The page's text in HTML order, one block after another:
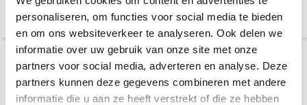
personaliseren, om functies voor social media te bieden
en om ons websiteverkeer te analyseren. Ook delen we
informatie over uw gebruik van onze site met onze
partners voor social media, adverteren en analyse. Deze
partners kunnen deze gegevens combineren met andere
informatie die u aan ze heeft verstrekt of die ze hebben